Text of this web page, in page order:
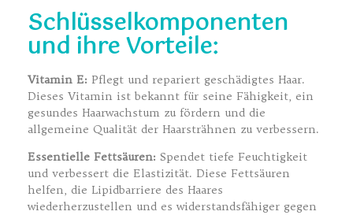
Schlüsselkomponenten
und ihre Vorteile:
Vitamin E: Pflegt und repariert geschädigtes Haar.
Dieses Vitamin ist bekannt für seine Fähigkeit, ein
gesundes Haarwachstum zu fördern und die
allgemeine Qualität der Haarsträhnen zu verbessern.
Essentielle Fettsäuren: Spendet tiefe Feuchtigkeit
und verbessert die Elastizität. Diese Fettsäuren
helfen, die Lipidbarriere des Haares
wiederherzustellen und es widerstandsfähiger gegen